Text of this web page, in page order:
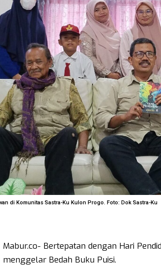
di Komunitas Sastra-Ku Kulon Progo. Foto: Dok Sastra-Ku
Mabur.co- Bertepatan dengan Hari
menggelar Bedah Buku Puisi.